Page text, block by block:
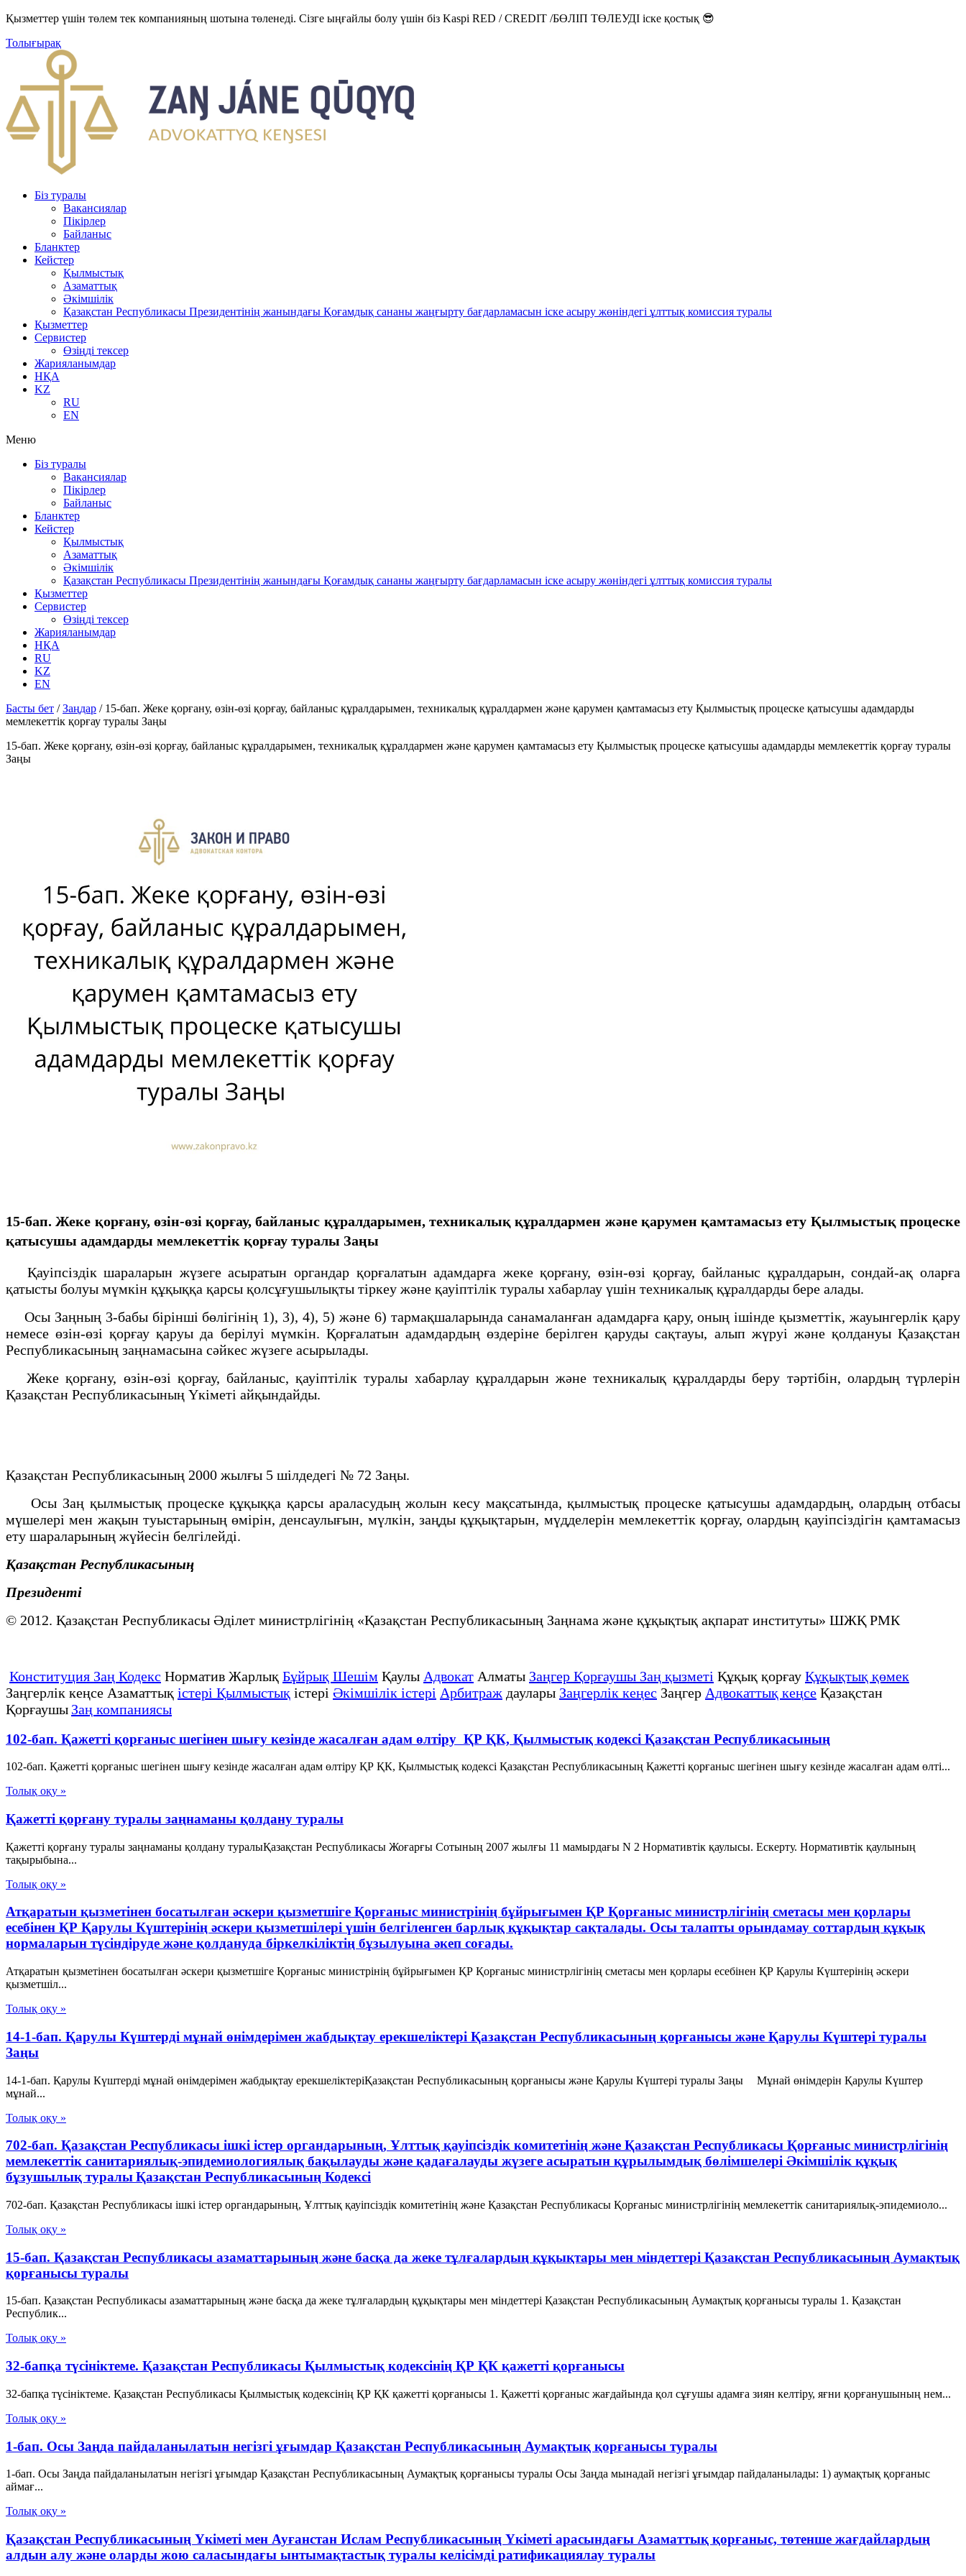
Қызметтер үшін төлем тек компанияның шотына төленеді. Сізге ыңғайлы болу үшін біз Kaspi RED / CREDIT /БӨЛІП ТӨЛЕУДІ іске қостық 😎
Толығырақ
Біз туралы
Вакансиялар
Пікірлер
Байланыс
Бланктер
Кейстер
Қылмыстық
Азаматтық
Әкімшілік
Қазақстан Республикасы Президентінің жанындағы Қоғамдық сананы жаңғырту бағдарламасын іске асыру жөніндегі ұлттық комиссия туралы
Қызметтер
Сервистер
Өзіңді тексер
Жарияланымдар
НҚА
KZ
RU
EN
Меню
Біз туралы
Вакансиялар
Пікірлер
Байланыс
Бланктер
Кейстер
Қылмыстық
Азаматтық
Әкімшілік
Қазақстан Республикасы Президентінің жанындағы Қоғамдық сананы жаңғырту бағдарламасын іске асыру жөніндегі ұлттық комиссия туралы
Қызметтер
Сервистер
Өзіңді тексер
Жарияланымдар
НҚА
RU
KZ
EN
Басты бет /Заңдар / 15-бап. Жеке қорғану, өзін-өзі қорғау, байланыс құралдарымен, техникалық құралдармен және қарумен қамтамасыз ету Қылмыстық процеске қатысушы адамдарды
мемлекеттік қорғау туралы Заңы
15-бап. Жеке қорғану, өзін-өзі қорғау, байланыс құралдарымен, техникалық құралдармен және қарумен қамтамасыз ету Қылмыстық процеске қатысушы адамдарды мемлекеттік қорғау туралы
Заңы
15-бап. Жеке қорғану, өзін-өзі қорғау, байланыс құралдарымен, техникалық құралдармен және қарумен қамтамасыз ету Қылмыстық процеске
қатысушы адамдарды мемлекеттік қорғау туралы Заңы
Қауіпсіздік шараларын жүзеге асыратын органдар қорғалатын адамдарға жеке қорғану, өзін-өзі қорғау, байланыс құралдарын, сондай-ақ оларға
қатысты болуы мүмкін құқыққа қарсы қолсұғушылықты тіркеу және қауіптілік туралы хабарлау үшін техникалық құралдарды бере алады.
Осы Заңның 3-бабы бірінші бөлігінің 1), 3), 4), 5) және 6) тармақшаларында санамаланған адамдарға қару, оның ішінде қызметтік, жауынгерлік қару
немесе өзін-өзі қорғау қаруы да берілуі мүмкін. Қорғалатын адамдардың өздеріне берілген қаруды сақтауы, алып жүруі және қолдануы Қазақстан
Республикасының заңнамасына сәйкес жүзеге асырылады.
Жеке қорғану, өзін-өзі қорғау, байланыс, қауіптілік туралы хабарлау құралдарын және техникалық құралдарды беру тәртібін, олардың түрлерін
Қазақстан Республикасының Үкіметі айқындайды.
Қазақстан Республикасының 2000 жылғы 5 шілдедегі № 72 Заңы.
Осы Заң қылмыстық процеске құқыққа қарсы араласудың жолын кесу мақсатында, қылмыстық процеске қатысушы адамдардың, олардың отбасы
мүшелерi мен жақын туыстарының өмiрiн, денсаулығын, мүлкiн, заңды құқықтарын, мүдделерiн мемлекеттiк қорғау, олардың қауiпсiздiгiн қамтамасыз
ету шараларының жүйесiн белгiлейдi.
Қазақстан Республикасының
Президенті
© 2012. Қазақстан Республикасы Әділет министрлігінің «Қазақстан Республикасының Заңнама және құқықтық ақпарат институты» ШЖҚ РМК
Конституция Заң Кодекс Норматив Жарлық Бұйрық Шешім Қаулы Адвокат Алматы Заңгер Қорғаушы Заң қызметі Құқық қорғау Құқықтық қөмек
Заңгерлік кеңсе Азаматтық істері Қылмыстық істері Әкімшілік істері Арбитраж даулары Заңгерлік кеңес Заңгер Адвокаттық кеңсе Қазақстан
Қорғаушы Заң компаниясы
102-бап. Қажеттi қорғаныс шегiнен шығу кезiнде жасалған адам өлтіру ҚР ҚК, Қылмыстық кодексi Қазақстан Республикасының
102-бап. Қажеттi қорғаныс шегiнен шығу кезiнде жасалған адам өлтіру ҚР ҚК, Қылмыстық кодексi Қазақстан Республикасының Қажеттi қорғаныс шегiнен шығу кезiнде жасалған адам өлтi...
Толық оқу »
Қажетті қорғану туралы заңнаманы қолдану туралы
Қажетті қорғану туралы заңнаманы қолдану туралыҚазақстан Республикасы Жоғарғы Сотының 2007 жылғы 11 мамырдағы N 2 Нормативтік қаулысы. Ескерту. Нормативтік қаулының
тақырыбына...
Толық оқу »
Атқаратын қызметінен босатылған әскери қызметшіге Қорғаныс министрінің бұйрығымен ҚР Қорғаныс министрлігінің сметасы мен қорлары
есебінен ҚР Қарулы Күштерінің әскери қызметшілері үшін белгіленген барлық құқықтар сақталады. Осы талапты орындамау соттардың құқық
нормаларын түсіндіруде және қолдануда біркелкіліктің бұзылуына әкеп соғады.
Атқаратын қызметінен босатылған әскери қызметшіге Қорғаныс министрінің бұйрығымен ҚР Қорғаныс министрлігінің сметасы мен қорлары есебінен ҚР Қарулы Күштерінің әскери
қызметшіл...
Толық оқу »
14-1-бап. Қарулы Күштерді мұнай өнімдерімен жабдықтау ерекшеліктері Қазақстан Республикасының қорғанысы және Қарулы Күштері туралы
Заңы
14-1-бап. Қарулы Күштерді мұнай өнімдерімен жабдықтау ерекшеліктеріҚазақстан Республикасының қорғанысы және Қарулы Күштері туралы Заңы Мұнай өнімдерін Қарулы Күштер
мұнай...
Толық оқу »
702-бап. Қазақстан Республикасы ішкі істер органдарының, Ұлттық қауiпсiздiк комитетiнiң және Қазақстан Республикасы Қорғаныс министрлiгiнiң
мемлекеттік санитариялық-эпидемиологиялық бақылауды және қадағалауды жүзеге асыратын құрылымдық бөлімшелері Әкімшілік құқық
бұзушылық туралы Қазақстан Республикасының Кодексі
702-бап. Қазақстан Республикасы ішкі істер органдарының, Ұлттық қауiпсiздiк комитетiнiң және Қазақстан Республикасы Қорғаныс министрлiгiнiң мемлекеттік санитариялық-эпидемиоло...
Толық оқу »
15-бап. Қазақстан Республикасы азаматтарының және басқа да жеке тұлғалардың құқықтары мен міндеттері Қазақстан Республикасының Аумақтық
қорғанысы туралы
15-бап. Қазақстан Республикасы азаматтарының және басқа да жеке тұлғалардың құқықтары мен міндеттері Қазақстан Республикасының Аумақтық қорғанысы туралы 1. Қазақстан
Республик...
Толық оқу »
32-бапқа түсініктеме. Қазақстан Республикасы Қылмыстық кодексінің ҚР ҚК қажетті қорғанысы
32-бапқа түсініктеме. Қазақстан Республикасы Қылмыстық кодексінің ҚР ҚК қажетті қорғанысы 1. Қажетті қорғаныс жағдайында қол сұғушы адамға зиян келтіру, яғни қорғанушының нем...
Толық оқу »
1-бап. Осы Заңда пайдаланылатын негізгі ұғымдар Қазақстан Республикасының Аумақтық қорғанысы туралы
1-бап. Осы Заңда пайдаланылатын негізгі ұғымдар Қазақстан Республикасының Аумақтық қорғанысы туралы Осы Заңда мынадай негізгі ұғымдар пайдаланылады: 1) аумақтық қорғаныс
аймағ...
Толық оқу »
Қазақстан Республикасының Үкіметі мен Ауғанстан Ислам Республикасының Үкіметі арасындағы Азаматтық қорғаныс, төтенше жағдайлардың
алдын алу және оларды жою саласындағы ынтымақтастық туралы келісімді ратификациялау туралы